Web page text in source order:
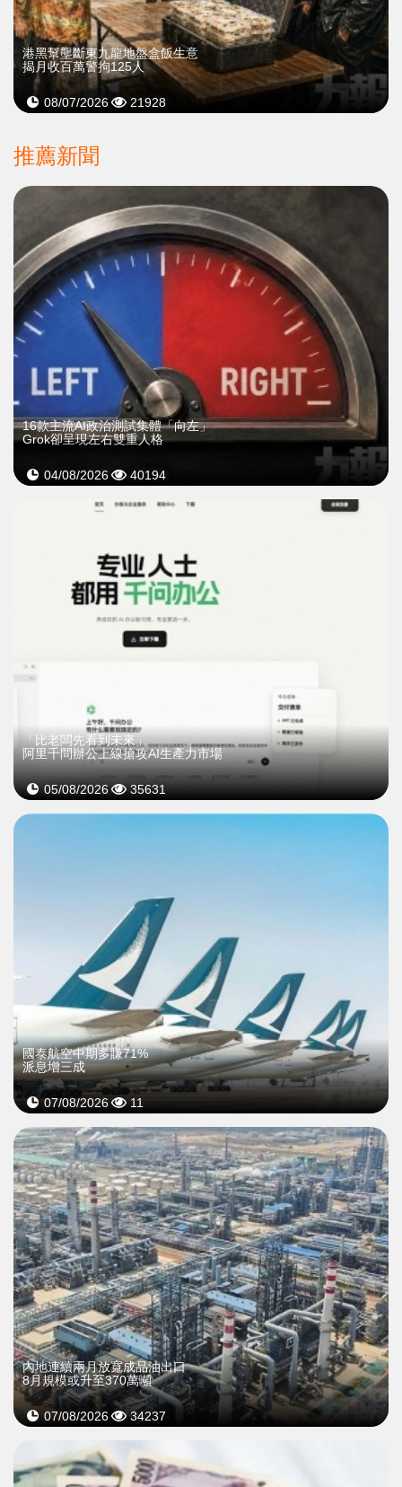
港黑幫壟斷東九龍地盤盒飯生意
揭月收百萬警拘125人
08/07/2026 21928
推薦新聞
16款主流AI政治測試集體「向左」
Grok卻呈現左右雙重人格
04/08/2026 40194
「比老闆先看到未來」
阿里千問辦公上線搶攻AI生產力市場
05/08/2026 35631
國泰航空中期多賺71%
派息增三成
07/08/2026 11
內地連續兩月放寬成品油出口
8月規模或升至370萬噸
07/08/2026 34237